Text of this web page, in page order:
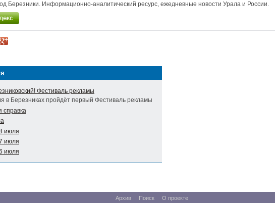
Березники. Информационно-аналитический ресурс, ежедневные новости Урала и России.
Фестиваль рекламы
в Березниках пройдёт первый Фестиваль рекламы
справка
июля
июля
июля
Архив Поиск О проекте